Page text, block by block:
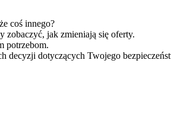
coś innego?
zobaczyć, jak zmieniają się oferty.
potrzebom.
decyzji dotyczących Twojego